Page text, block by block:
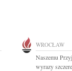
WROCŁAW
Naszemu
wyrazy